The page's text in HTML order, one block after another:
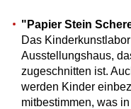
"Papier Stein
Das
Ausstellungshaus,
zugeschnitten ist.
werden Kinder
mitbestimmen, was